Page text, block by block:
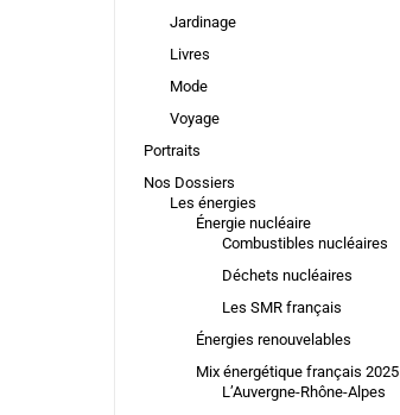
Jardinage
Livres
Mode
Voyage
Portraits
Nos Dossiers
Les énergies
Énergie nucléaire
Combustibles nucléaires
Déchets nucléaires
Les SMR français
Énergies renouvelables
Mix énergétique français 2025
L’Auvergne-Rhône-Alpes